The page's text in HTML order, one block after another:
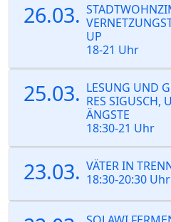
26.03.
UP
18-21 Uhr
25.03. LESUNG UND
RES SIGUSCH,
ÄNGSTE
18:30-21 Uhr
23.03. VÄTER IN
18:30-20:30 Uhr